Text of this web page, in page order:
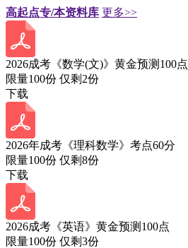
高起点专/本资料库 更多>>
2026成考《数学(文)》黄金预测100点
限量100份 仅剩 2份
下载
2026年成考《理科数学》考点60分
限量100份 仅剩8份
下载
2026成考《英语》黄金预测100点
限量100份 仅剩3份